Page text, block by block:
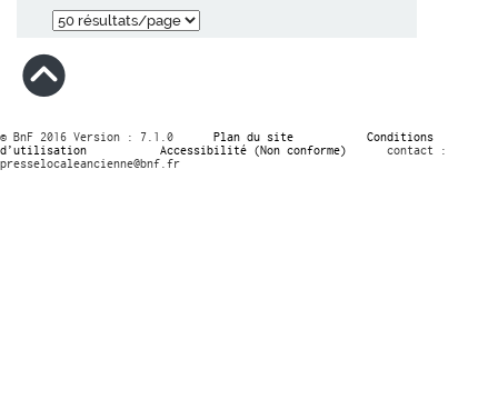
© BnF 2016 Version : 7.1.0 Plan du site
Conditions
d’utilisation
Accessibilité (Non conforme)
contact :
presselocaleancienne@bnf.fr